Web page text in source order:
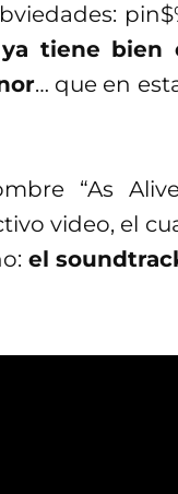
tiene bien
… que en
“As
video, el
el